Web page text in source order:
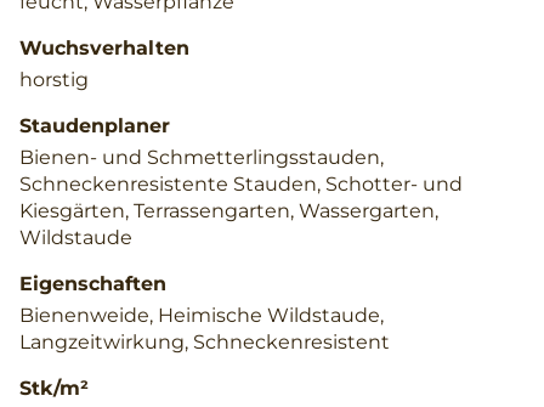
Wuchsverhalten
horstig
Staudenplaner
Bienen- und Schmetterlingsstauden,
Schneckenresistente Stauden, Schotter- und
Kiesgärten, Terrassengarten, Wassergarten,
Wildstaude
Eigenschaften
Bienenweide, Heimische Wildstaude,
Langzeitwirkung, Schneckenresistent
Stk/m²